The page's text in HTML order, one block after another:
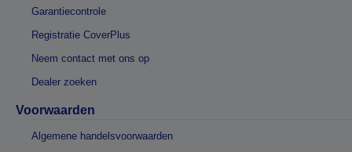
Garantiecontrole
Registratie CoverPlus
Neem contact met ons op
Dealer zoeken
Voorwaarden
Algemene handelsvoorwaarden